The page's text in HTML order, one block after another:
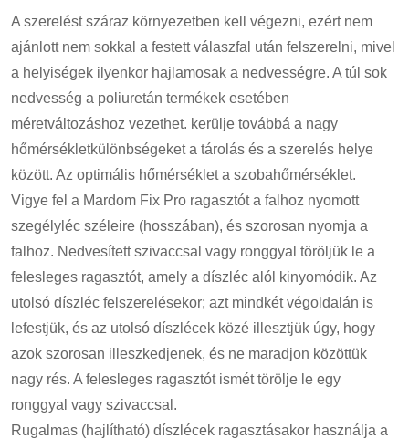
A szerelést száraz környezetben kell végezni, ezért nem
ajánlott nem sokkal a festett válaszfal után felszerelni, mivel
a helyiségek ilyenkor hajlamosak a nedvességre. A túl sok
nedvesség a poliuretán termékek esetében
méretváltozáshoz vezethet. kerülje továbbá a nagy
hőmérsékletkülönbségeket a tárolás és a szerelés helye
között. Az optimális hőmérséklet a szobahőmérséklet.
Vigye fel a Mardom Fix Pro ragasztót a falhoz nyomott
szegélyléc széleire (hosszában), és szorosan nyomja a
falhoz. Nedvesített szivaccsal vagy ronggyal töröljük le a
felesleges ragasztót, amely a díszléc alól kinyomódik. Az
utolsó díszléc felszerelésekor; azt mindkét végoldalán is
lefestjük, és az utolsó díszlécek közé illesztjük úgy, hogy
azok szorosan illeszkedjenek, és ne maradjon közöttük
nagy rés. A felesleges ragasztót ismét törölje le egy
ronggyal vagy szivaccsal.
Rugalmas (hajlítható) díszlécek ragasztásakor használja a